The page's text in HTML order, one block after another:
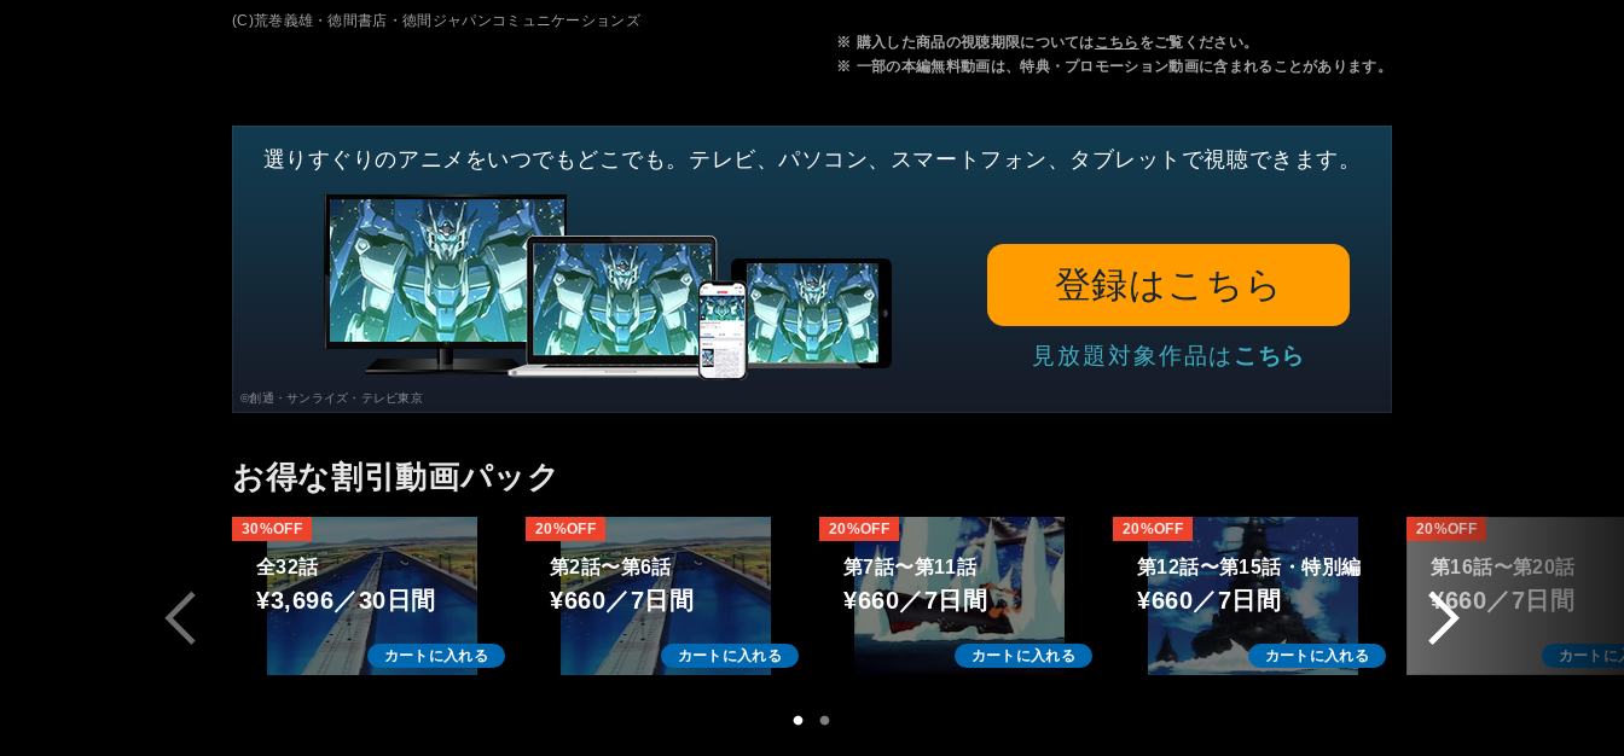
(C)荒巻義雄・徳間書店・徳間ジャパンコミュニケーションズ
※ 購入した商品の視聴期限についてはこちら をご覧ください。
※ 一部の本編無料動画は、特典・プロモーション動画に含まれることがあります。
選りすぐりのアニメをいつでもどこでも。テレビ、パソコン、スマートフォン、タブレットで視聴できます。
登録はこちら
見放題対象作品は こちら
©創通・サンライズ・テレビ東京
お得な割引動画パック
全32話
¥3,696／30日間
カートに入れる
30%OFF
第2話〜第6話
¥660／7日間
カートに入れる
20%OFF
第7話〜第11話
¥660／7日間
カートに入れる
20%OFF
第12話〜第15話・特別編
¥660／7日間
カートに入れる
20%OFF
第16話〜第20話
¥660／7日間
カートに
20%OFF